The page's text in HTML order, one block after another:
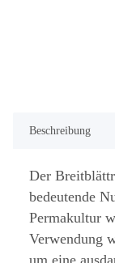
Beschreibung
Der
bedeutende
Permakultur
Verwendung